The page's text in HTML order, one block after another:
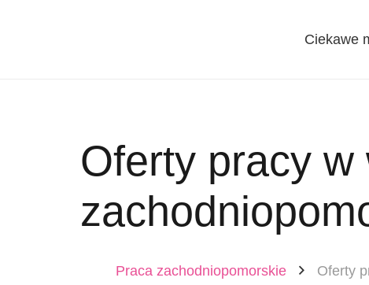
Ciekawe
Oferty pracy
Praca zachodniopomorskie Oferty